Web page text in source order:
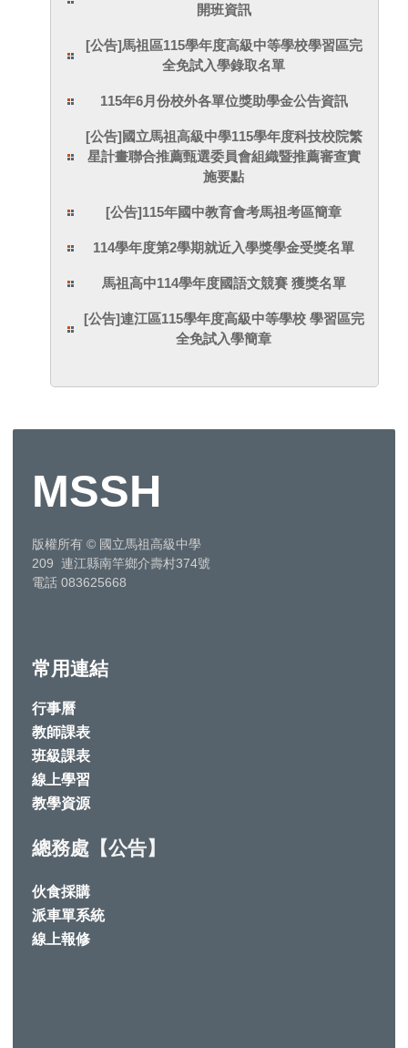
開班資訊
[公告]馬祖區115學年度高級中等學校學習區完
全免試入學錄取名單
115年6月份校外各單位獎助學金公告資訊
[公告]國立馬祖高級中學115學年度科技校院繁
星計畫聯合推薦甄選委員會組織暨推薦審查實
施要點
[公告]115年國中教育會考馬祖考區簡章
114學年度第2學期就近入學獎學金受獎名單
馬祖高中114學年度國語文競賽 獲獎名單
[公告]連江區115學年度高級中等學校 學習區完
全免試入學簡章
MSSH
版權所有 © 國立馬祖高級中學
209 連江縣南竿鄉介壽村374號
電話 083625668
常用連結
行事曆
教師課表
班級課表
線上學習
教學資源
總務處【公告】
伙食採購
派車單系統
線上報修